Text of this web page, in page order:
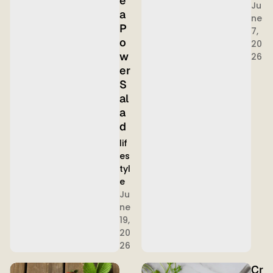
a
P
o
w
er
S
al
a
d
lif
es
tyl
e
Ju
ne
19,
20
26
Ju
ne
7,
20
26
Cr